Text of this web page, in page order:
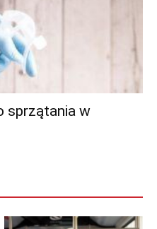
sprzątania w